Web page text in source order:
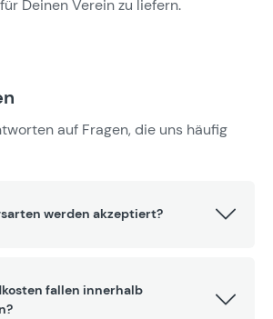
Deinen Verein zu liefern.
auf Fragen, die uns häufig
werden akzeptiert?
fallen innerhalb